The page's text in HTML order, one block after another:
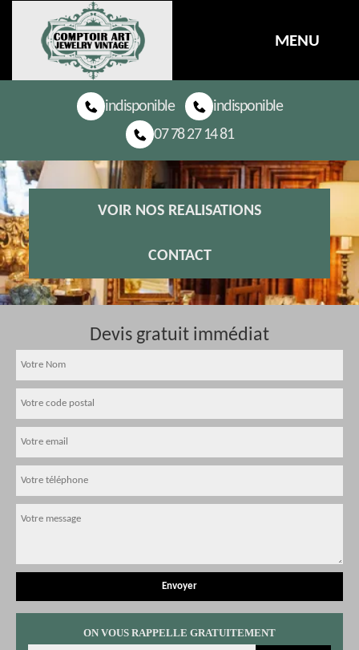
MENU
indisponible
indisponible
07 78 27 14 81
VOIR NOS REALISATIONS
CONTACT
Devis gratuit immédiat
ON VOUS RAPPELLE GRATUITEMENT